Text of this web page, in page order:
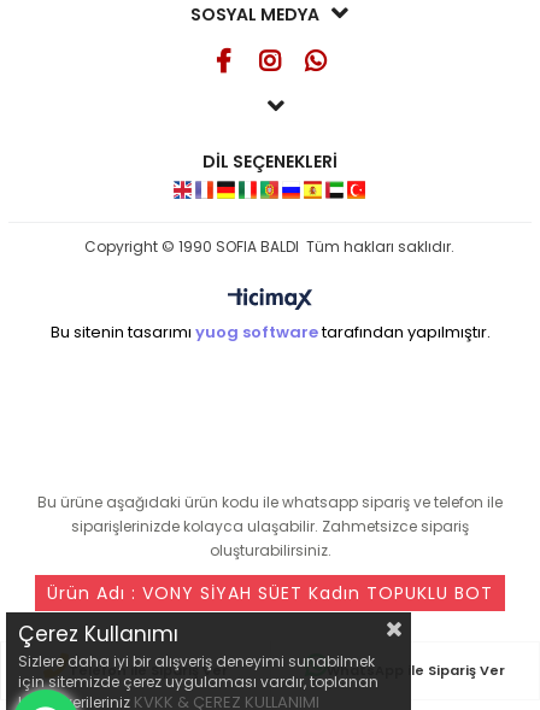
SOSYAL MEDYA
DİL SEÇENEKLERİ
Copyright © 1990 SOFIA BALDI Tüm hakları saklıdır.
Bu sitenin tasarımı yuog softwaretarafından yapılmıştır.
Çerez Kullanımı
Sizlere daha iyi bir alışveriş deneyimi sunabilmek
için sitemizde çerez uygulaması vardır, toplanan
kişisel verileriniz KVKK & ÇEREZ KULLANIMI
Bu ürüne aşağıdaki ürün kodu ile whatsapp sipariş ve telefon ile
siparişlerinizde kolayca ulaşabilir. Zahmetsizce sipariş
oluşturabilirsiniz.
Ürün Adı : VONY SİYAH SÜET Kadın TOPUKLU BOT
WhatsApp ile Sipariş Ver
Telefon ile Sipariş Ver